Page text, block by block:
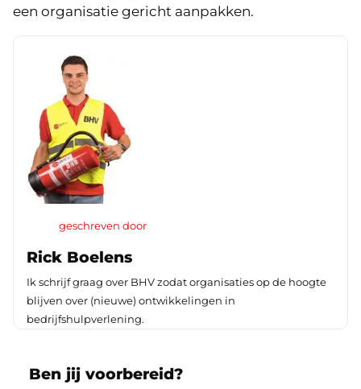
een organisatie gericht aanpakken.
geschreven door
Rick Boelens
Ik schrijf graag over BHV zodat organisaties op de hoogte
blijven over (nieuwe) ontwikkelingen in
bedrijfshulpverlening.
Ben jij voorbereid?